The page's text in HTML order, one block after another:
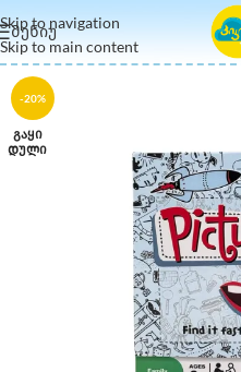
Skip to navigation
Skip to main content
ᲛᲔᲜᲘᲣ
-20%
ᲒᲐᲧᲘ
ᲓᲣᲚᲘ